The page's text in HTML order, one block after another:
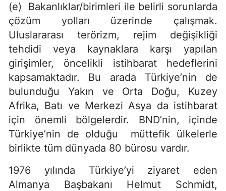
(e) Bakanlıklar/birimleri ile belirli sorunlarda
çözüm yolları üzerinde çalışmak.
Uluslararası terörizm, rejim değişikliği
tehdidi veya kaynaklara karşı yapılan
girişimler, öncelikli istihbarat hedeflerini
kapsamaktadır. Bu arada Türkiye’nin de
bulunduğu Yakın ve Orta Doğu, Kuzey
Afrika, Batı ve Merkezi Asya da istihbarat
için önemli bölgelerdir. BND’nin, içinde
Türkiye’nin de olduğu müttefik ülkelerle
birlikte tüm dünyada 80 bürosu vardır.
1976 yılında Türkiye’yi ziyaret eden
Almanya Başbakanı Helmut Schmidt,